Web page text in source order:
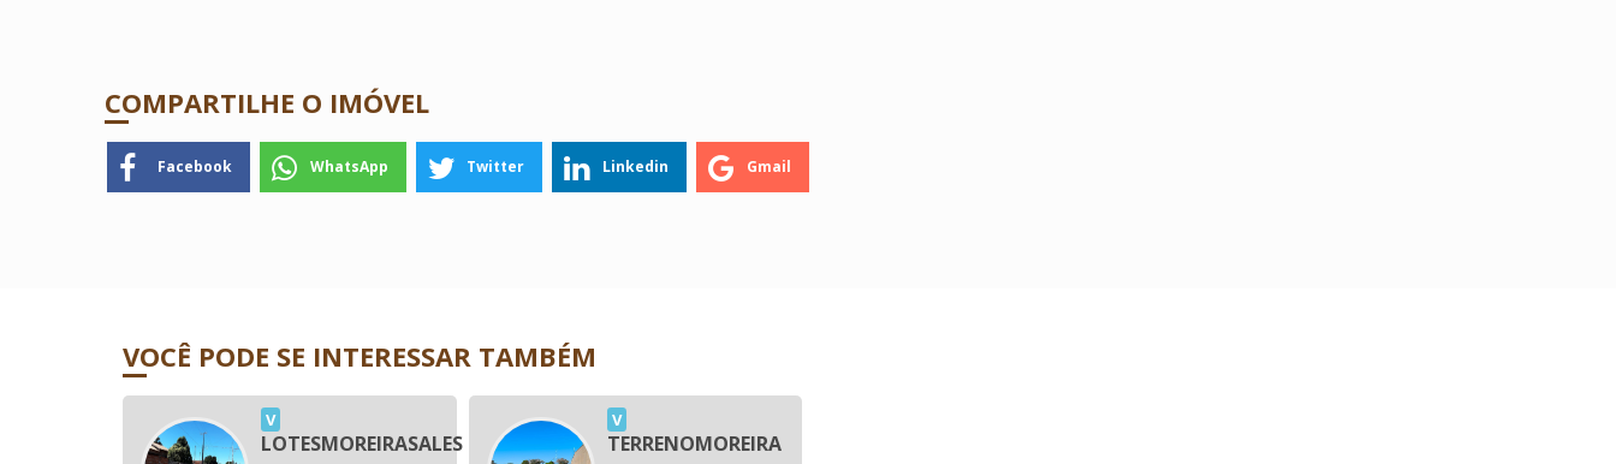
COMPARTILHE O IMÓVEL
Facebook WhatsApp Twitter Linkedin Gmail
VOCÊ PODE SE INTERESSAR TAMBÉM
V
LOTESMOREIRASALES
V
TERRENOMOREIRA